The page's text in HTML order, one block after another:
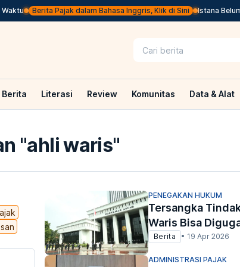
Berita Pajak dalam Bahasa Inggris, Klik di Sini Istana Belum
Berita Literasi Review Komunitas Data & Alat
"ahli waris"
PENEGAKAN HUKUM
Tersangka
Waris Bisa
Berita • 19 Apr 2026
ADMINISTRASI PAJAK